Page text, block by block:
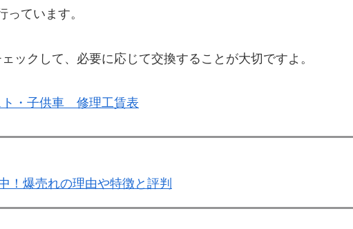
ています。
ックして、必要に応じて交換することが大切ですよ。
・子供車 修理工賃表
！爆売れの理由や特徴と評判